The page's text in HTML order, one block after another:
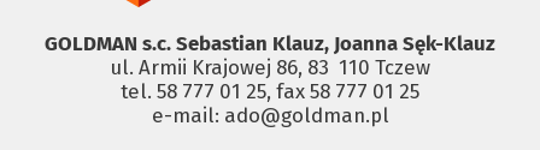
GOLDMAN s.c. Sebastian Klauz, Joanna Sęk-Klauz
ul. Armii Krajowej 86, 83 ­ 110 Tczew
tel. 58 777 01 25, fax 58 777 01 25
e-mail: ado@goldman.pl